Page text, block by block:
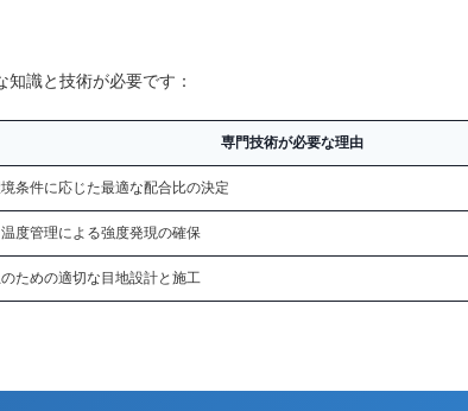
識と技術が必要です：
専門技術が必要な理由
条件に応じた最適な配合比の決定
度管理による強度発現の確保
ための適切な目地設計と施工